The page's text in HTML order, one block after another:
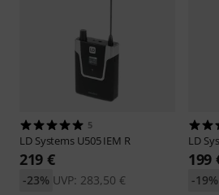
5
LD Systems U505 IEM R
219 €
UVP: 283,50 €
-23%
LD
199
-19%